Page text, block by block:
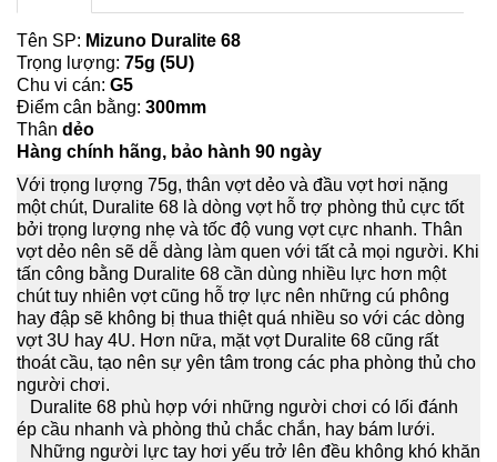
Tên SP: Mizuno Duralite 68
Trọng lượng: 75g (5U)
Chu vi cán: G5
Điểm cân bằng: 300mm
Thân dẻo
Hàng chính hãng, bảo hành 90 ngày
Với trọng lượng 75g, thân vợt dẻo và đầu vợt hơi nặng
một chút, Duralite 68 là dòng vợt hỗ trợ phòng thủ cực tốt
bởi trọng lượng nhẹ và tốc độ vung vợt cực nhanh. Thân
vợt dẻo nên sẽ dễ dàng làm quen với tất cả mọi người. Khi
tấn công bằng Duralite 68 cần dùng nhiều lực hơn một
chút tuy nhiên vợt cũng hỗ trợ lực nên những cú phông
hay đập sẽ không bị thua thiệt quá nhiều so với các dòng
vợt 3U hay 4U. Hơn nữa, mặt vợt Duralite 68 cũng rất
thoát cầu, tạo nên sự yên tâm trong các pha phòng thủ cho
người chơi.
Duralite 68 phù hợp với những người chơi có lối đánh
ép cầu nhanh và phòng thủ chắc chắn, hay bám lưới.
Những người lực tay hơi yếu trở lên đều không khó khăn